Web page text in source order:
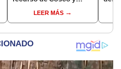
llegará al Tribunal
Constitucional
LEER MÁS